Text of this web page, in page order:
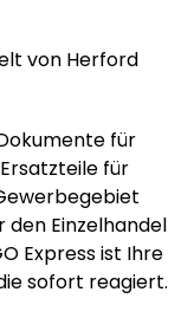
von Herford
für
für
den Einzelhandel
Express ist Ihre
sofort reagiert.